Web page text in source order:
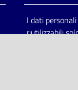
I dati
riutilizzabili